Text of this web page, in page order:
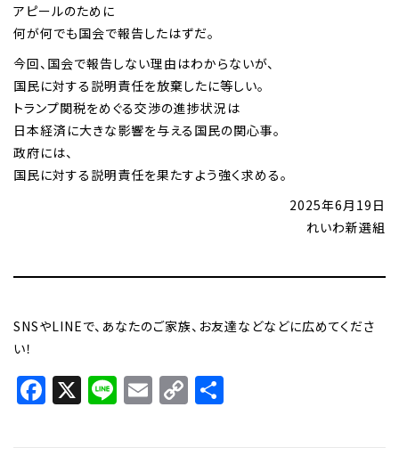
アピールのために
何が何でも国会で報告したはずだ。
今回、国会で報告しない理由はわからないが、
国民に対する説明責任を放棄したに等しい。
トランプ関税をめぐる交渉の進捗状況は
日本経済に大きな影響を与える国民の関心事。
政府には、
国民に対する説明責任を果たすよう強く求める。
2025年6月19日
れいわ新選組
SNSやLINEで、あなたのご家族、お友達などなどに広めてくださ
い！
Facebook
X LineEmail
Copy
Link